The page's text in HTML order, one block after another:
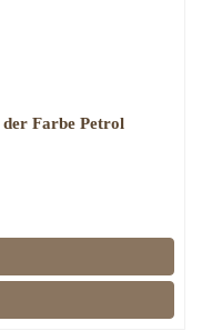
Farbe Petrol